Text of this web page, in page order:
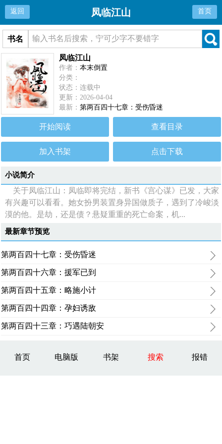
返回 凤临江山 首页
书名
凤临江山
作者：本末倒置
分类：
状态：连载中
更新：2026-04-04
最新：第两百四十七章：受伤昏迷
开始阅读 查看目录
加入书架 点击下载
小说简介
关于凤临江山：凤临即将完结，新书《宫心谋》已发，大家
有兴趣可以看看。她女扮男装置身异国做质子，遇到了冷峻淡
漠的他。是劫，还是债？悬疑重重的死亡命案，机...
最新章节预览
第两百四十七章：受伤昏迷
第两百四十六章：援军已到
第两百四十五章：略施小计
第两百四十四章：孕妇诱敌
第两百四十三章：巧遇陆朝安
首页 电脑版 书架 搜索 报错